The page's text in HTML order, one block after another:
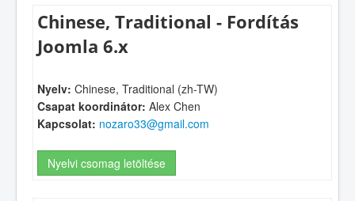
Chinese, Traditional - Fordítás
Joomla 6.x
Nyelv: Chinese, Traditional (zh-TW)
Csapat koordinátor: Alex Chen
Kapcsolat: nozaro33@gmail.com
Nyelvi csomag letöltése